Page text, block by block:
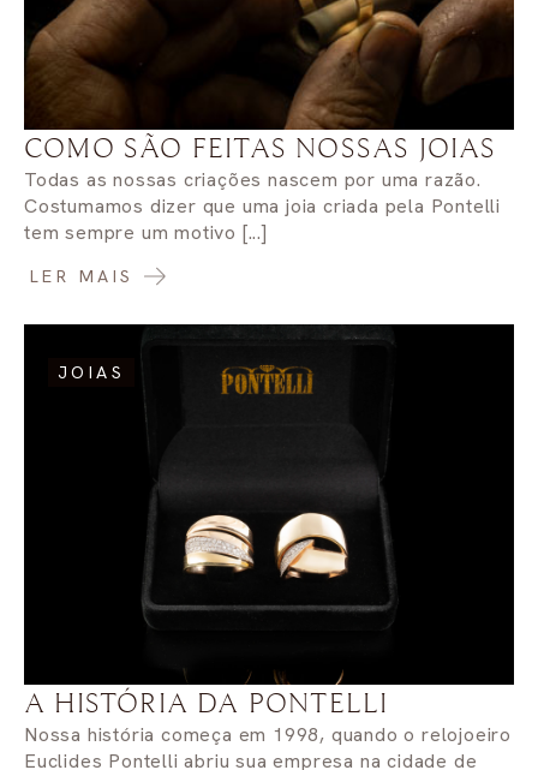
COMO SÃO FEITAS NOSSAS JOIAS
Todas as nossas criações nascem por uma razão.
Costumamos dizer que uma joia criada pela Pontelli
tem sempre um motivo [...]
LER MAIS
JOIAS
A HISTÓRIA DA PONTELLI
Nossa história começa em 1998, quando o relojoeiro
Euclides Pontelli abriu sua empresa na cidade de